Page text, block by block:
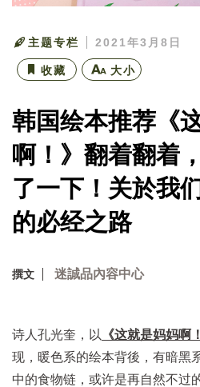
主题专栏 2021年3月8日
收藏 大小
韩国绘本推荐《
啊！》翻着翻着
了一下！关於我
的必经之路
撰文 迷誠品內容中心
诗人孔光奎，以 《这就是妈妈啊
现，暖色系的绘本背後，有暗黑
中的食物链，或许是再自然不过